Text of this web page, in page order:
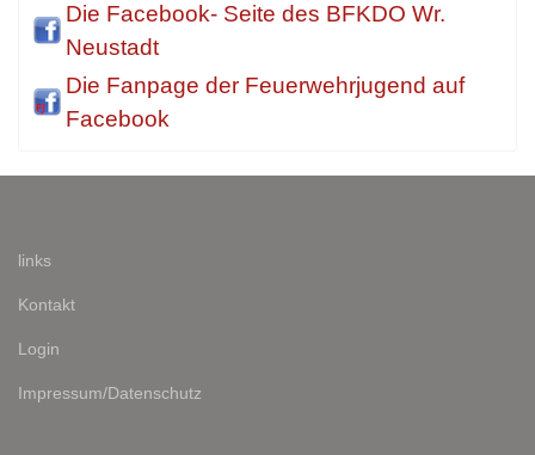
Die Facebook- Seite des BFKDO Wr.
Neustadt
Die Fanpage der Feuerwehrjugend auf
Facebook
links
Kontakt
Login
Impressum/Datenschutz